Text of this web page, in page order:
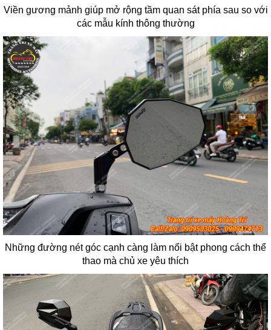
Viền gương mảnh giúp mở rộng tầm quan sát phía sau so với
các mẫu kính thông thường
Những đường nét góc cạnh càng làm nổi bật phong cách thể
thao mà chủ xe yêu thích